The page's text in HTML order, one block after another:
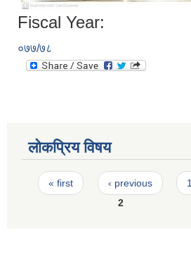
Fiscal Year:
०७७/७८
लोकप्रिय विषय
Pages
« first ‹ previous
1
2